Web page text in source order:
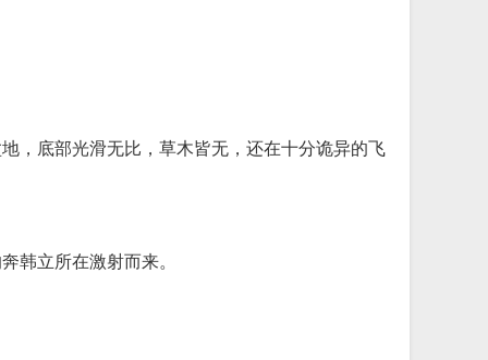
，底部光滑无比，草木皆无，还在十分诡异的飞
韩立所在激射而来。